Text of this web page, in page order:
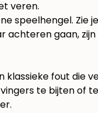
speelhengel.
gaan,
fout die
te bijten of